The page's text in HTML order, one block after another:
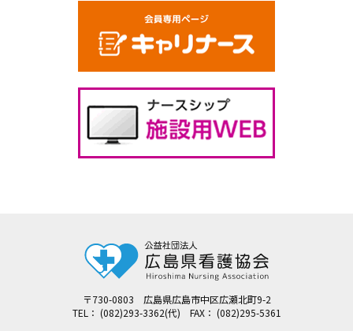
〒730-0803 広島県広島市中区広瀬北町9-2
TEL： (082)293-3362(代) FAX： (082)295-5361